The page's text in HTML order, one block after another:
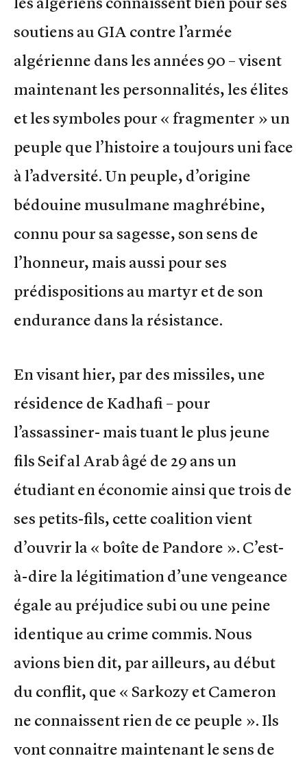
soutiens au GIA contre l’armée
algérienne dans les années 90 – visent
maintenant les personnalités, les élites
et les symboles pour « fragmenter » un
peuple que l’histoire a toujours uni face
à l’adversité. Un peuple, d’origine
bédouine musulmane maghrébine,
connu pour sa sagesse, son sens de
l’honneur, mais aussi pour ses
prédispositions au martyr et de son
endurance dans la résistance.
En visant hier, par des missiles, une
résidence de Kadhafi – pour
l’assassiner- mais tuant le plus jeune
fils Seif al Arab âgé de 29 ans un
étudiant en économie ainsi que trois de
ses petits-fils, cette coalition vient
d’ouvrir la « boîte de Pandore ». C’est-
à-dire la légitimation d’une vengeance
égale au préjudice subi ou une peine
identique au crime commis. Nous
avions bien dit, par ailleurs, au début
du conflit, que « Sarkozy et Cameron
ne connaissent rien de ce peuple ». Ils
vont connaitre maintenant le sens de